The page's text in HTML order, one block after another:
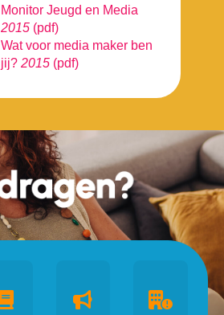
Monitor Jeugd en Media
2015 (pdf)
Wat voor media maker ben
jij? 2015 (pdf)